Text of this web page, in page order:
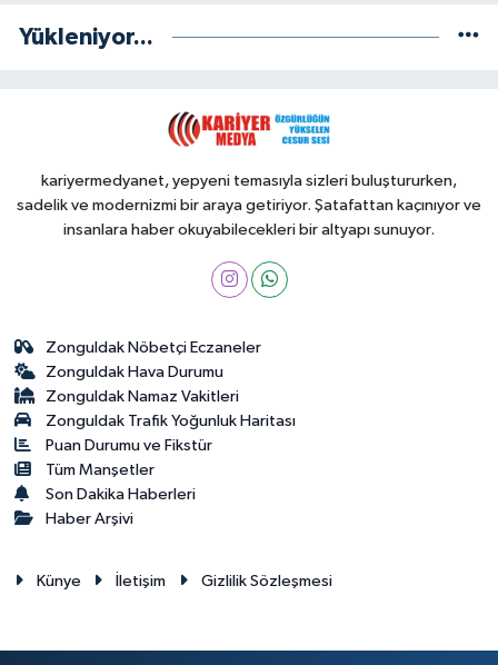
Yükleniyor...
kariyermedyanet, yepyeni temasıyla sizleri buluştururken,
sadelik ve modernizmi bir araya getiriyor. Şatafattan kaçınıyor ve
insanlara haber okuyabilecekleri bir altyapı sunuyor.
Zonguldak Nöbetçi Eczaneler
Zonguldak Hava Durumu
Zonguldak Namaz Vakitleri
Zonguldak Trafik Yoğunluk Haritası
Puan Durumu ve Fikstür
Tüm Manşetler
Son Dakika Haberleri
Haber Arşivi
Künye İletişim Gizlilik Sözleşmesi